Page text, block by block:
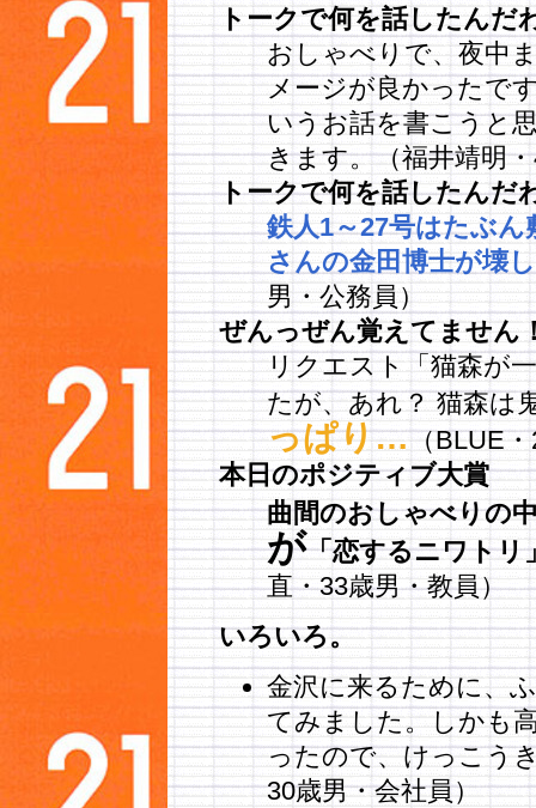
トークで何を話したんだ
おしゃべりで、夜中
メージが良かったで
いうお話を書こうと
きます。（福井靖明
トークで何を話したんだ
鉄人1～27号はたぶ
さんの金田博士が壊
男・公務員）
ぜんっぜん覚えてません
リクエスト「猫森が
たが、あれ？ 猫森は
っぱり…（BLUE
本日のポジティブ大賞
曲間のおしゃべりの
が「恋するニワトリ
直・33歳男・教員）
いろいろ。
金沢に来るために、
てみました。しかも
ったので、けっこう
30歳男・会社員）